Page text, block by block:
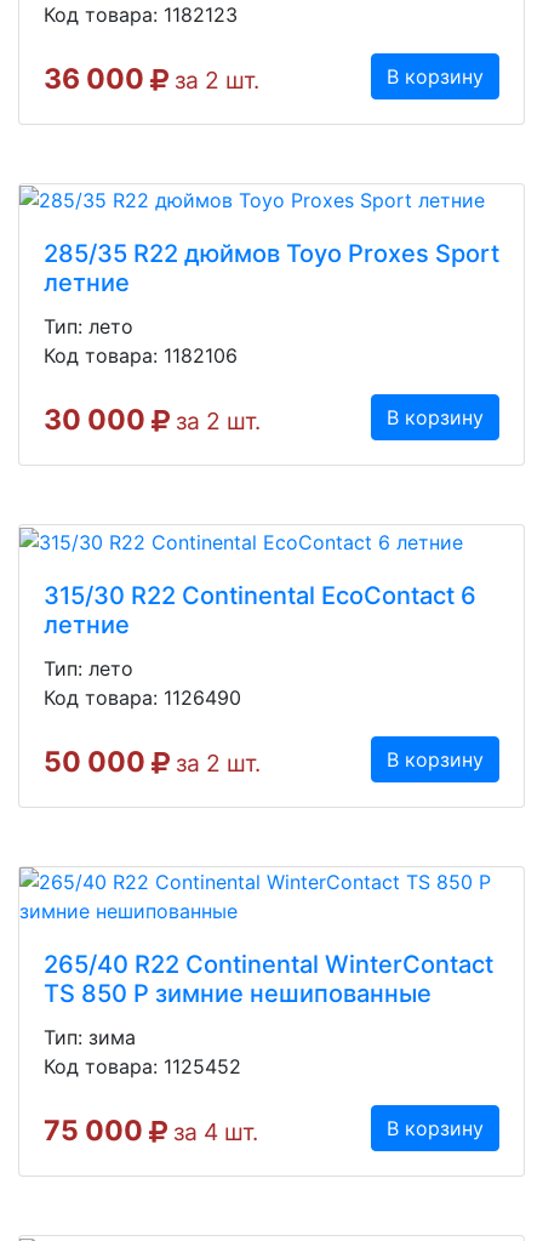
Код товара: 1182123
36 000 за 2 шт. В корзину
285/35 R22 дюймов Toyo Proxes Sport
летние
Тип: лето
Код товара: 1182106
30 000 за 2 шт. В корзину
315/30 R22 Continental EcoContact 6
летние
Тип: лето
Код товара: 1126490
50 000 за 2 шт. В корзину
265/40 R22 Continental WinterContact
TS 850 P зимние нешипованные
Тип: зима
Код товара: 1125452
75 000 за 4 шт. В корзину